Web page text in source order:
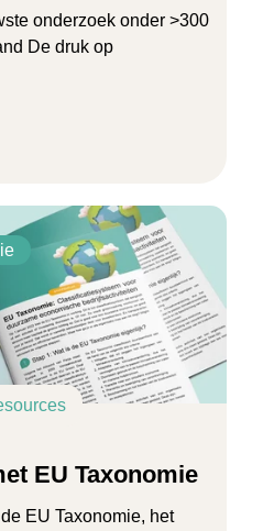
onderzoek onder >300
De druk op
EU Taxonomie
EU Taxonomie, het